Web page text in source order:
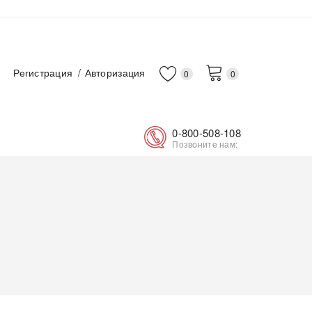
Регистрация Авторизация 0
0
0-800-508-108
Позвоните нам: